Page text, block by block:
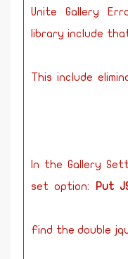
Unite Gallery
library include
This include
1. In the Gallery
set option:
Put
2. Find the double